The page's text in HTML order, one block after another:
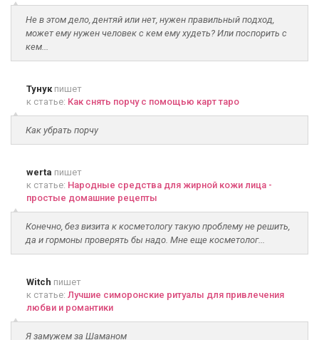
Не в этом дело, дентяй или нет, нужен правильный подход,
может ему нужен человек с кем ему худеть? Или поспорить с
кем...
Тунукпишет
к статье: Как снять порчу с помощью карт таро
Как убрать порчу
werta пишет
к статье: Народные средства для жирной кожи лица -
простые домашние рецепты
Конечно, без визита к косметологу такую проблему не решить,
да и гормоны проверять бы надо. Мне еще косметолог...
Witch пишет
к статье: Лучшие симоронские ритуалы для привлечения
любви и романтики
Я замужем за Шаманом